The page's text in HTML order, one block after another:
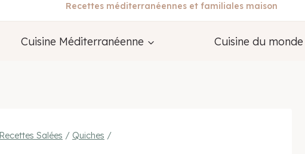
Recettes méditerranéennes et familiales maison
Cuisine Méditerranéenne Cuisine du monde
Recettes Salées / Quiches /